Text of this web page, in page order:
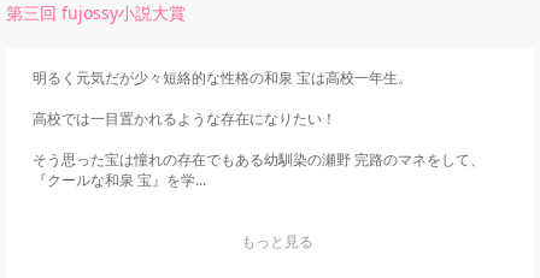
第三回 fujossy小説大賞
明るく元気だが少々短絡的な性格の和泉 宝は高校一年生。
高校では一目置かれるような存在になりたい！
そう思った宝は憧れの存在でもある幼馴染の瀬野 完路のマネをして、
『クールな和泉 宝』を学...